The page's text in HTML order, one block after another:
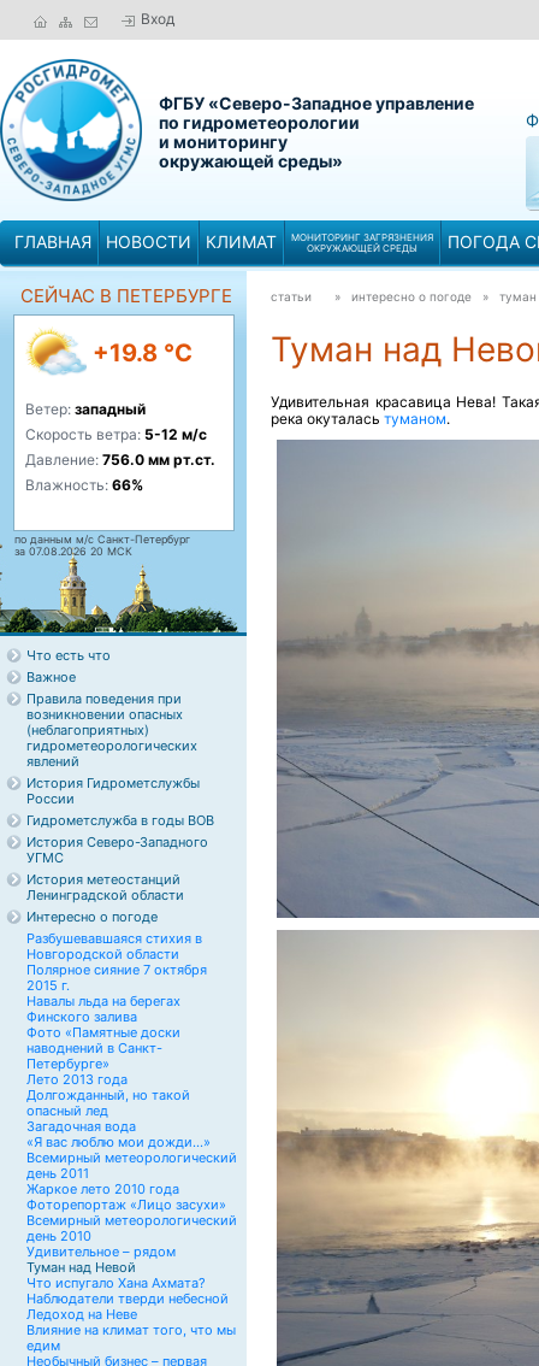
Вход
ФГБУ «Северо-Западное управление
по гидрометеорологии
и мониторингу
окружающей среды»
ГЛАВНАЯ НОВОСТИ КЛИМАТ
МОНИТОРИНГ ЗАГРЯЗНЕНИЯ
ОКРУЖАЮЩЕЙ СРЕДЫ
ПОГОДА
СЕЙЧАС В ПЕТЕРБУРГЕ
+19.8 °C
Ветер: западный
Скорость ветра: 5-12 м/с
Давление: 756.0 мм рт.ст.
Влажность: 66%
по данным м/с Санкт-Петербург
за 07.08.2026 20 МСК
Что есть что
Важное
Правила поведения при
возникновении опасных
(неблагоприятных)
гидрометеорологических
явлений
История Гидрометслужбы
России
Гидрометслужба в годы ВОВ
История Северо-Западного
УГМС
История метеостанций
Ленинградской области
Интересно о погоде
Разбушевавшаяся стихия в
Новгородской области
Полярное сияние 7 октября
2015 г.
Навалы льда на берегах
Финского залива
Фото «Памятные доски
наводнений в Санкт-
Петербурге»
Лето 2013 года
Долгожданный, но такой
опасный лед
Загадочная вода
«Я вас люблю мои дожди...»
Всемирный метеорологический
день 2011
Жаркое лето 2010 года
Фоторепортаж «Лицо засухи»
Всемирный метеорологический
день 2010
Удивительное – рядом
Туман над Невой
Что испугало Хана Ахмата?
Наблюдатели тверди небесной
Ледоход на Неве
Влияние на климат того, что мы
едим
Необычный бизнес – первая
статьи » интересно о погоде » туман
Туман над
Удивительная красавица Нева!
река окуталась туманом.